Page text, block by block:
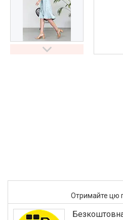
Отримайте цю